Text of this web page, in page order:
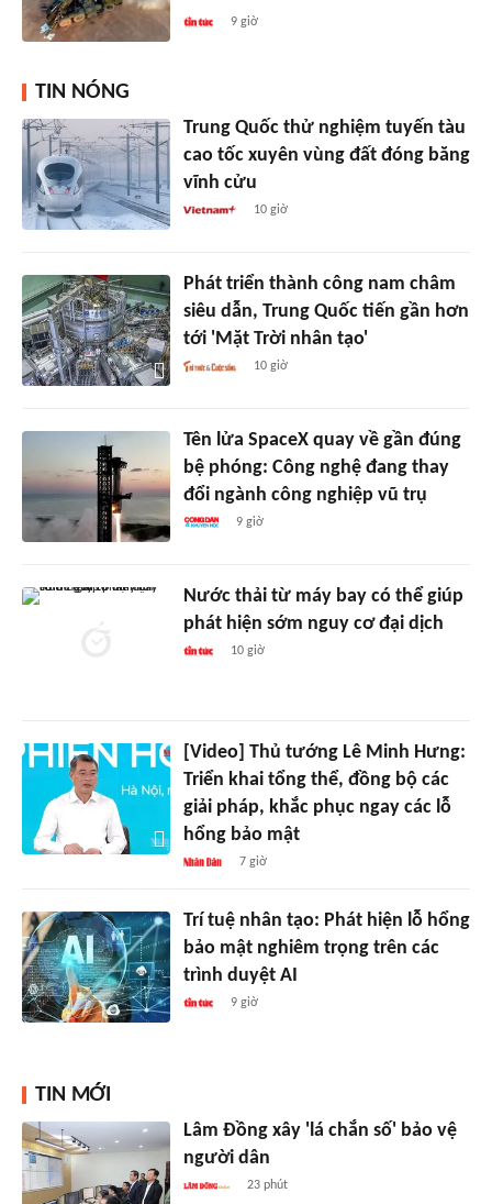
9 giờ
TIN NÓNG
Trung Quốc thử nghiệm tuyến tàu
cao tốc xuyên vùng đất đóng băng
vĩnh cửu
10 giờ
Phát triển thành công nam châm
siêu dẫn, Trung Quốc tiến gần hơn
tới 'Mặt Trời nhân tạo'
10 giờ
Tên lửa SpaceX quay về gần đúng
bệ phóng: Công nghệ đang thay
đổi ngành công nghiệp vũ trụ
9 giờ
Nước thải từ máy bay có thể giúp
phát hiện sớm nguy cơ đại dịch
10 giờ
[Video] Thủ tướng Lê Minh Hưng:
Triển khai tổng thể, đồng bộ các
giải pháp, khắc phục ngay các lỗ
hổng bảo mật
7 giờ
Trí tuệ nhân tạo: Phát hiện lỗ hổng
bảo mật nghiêm trọng trên các
trình duyệt AI
9 giờ
TIN MỚI
Lâm Đồng xây 'lá chắn số' bảo vệ
người dân
23 phút